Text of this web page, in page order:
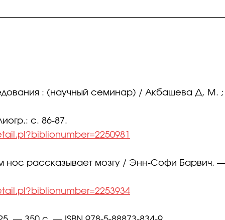
: (научный семинар) / Акбашева Д.
с. 86-87.
рассказывает мозгу / Энн-Софи Барвич.